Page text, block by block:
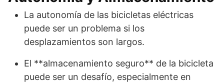
La autonomía de las bicicletas eléctricas
puede ser un problema si los
desplazamientos son largos.
El **almacenamiento seguro** de la bicicleta
puede ser un desafío, especialmente en